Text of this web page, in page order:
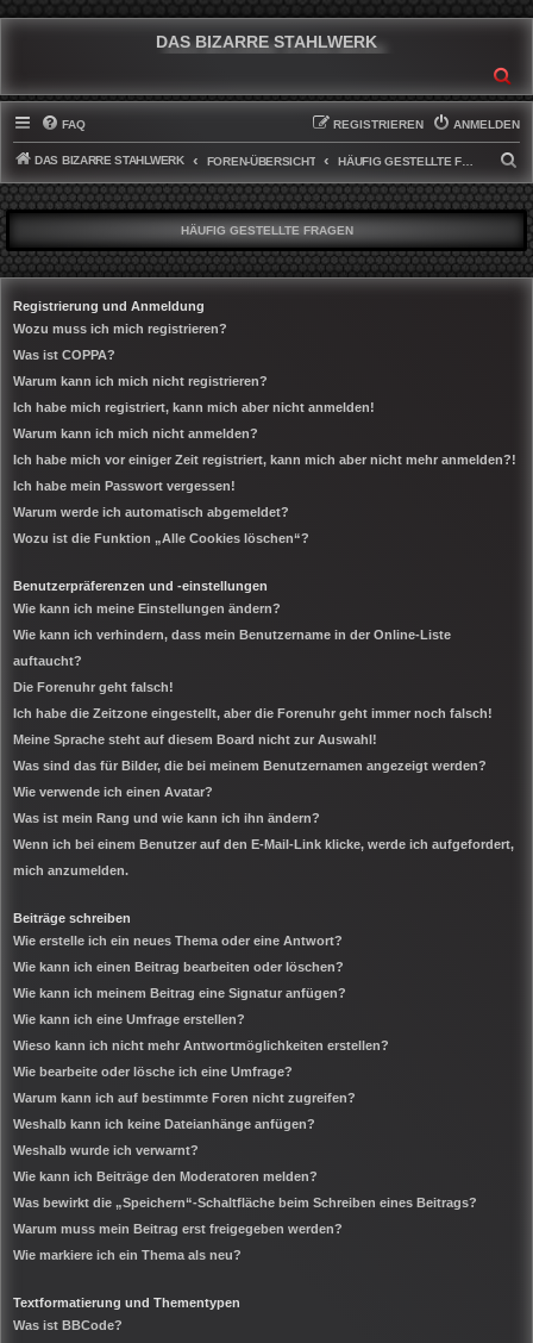
DAS BIZARRE STAHLWERK
FAQ ANMELDEN
REGISTRIEREN
DAS BIZARRE STAHLWERK FOREN-ÜBERSICHT HÄUFIG GESTELLTE FRAGEN
U
C
H
E
HÄUFIG GESTELLTE FRAGEN
Registrierung und Anmeldung
Wozu muss ich mich registrieren?
Was ist COPPA?
Warum kann ich mich nicht registrieren?
Ich habe mich registriert, kann mich aber nicht anmelden!
Warum kann ich mich nicht anmelden?
Ich habe mich vor einiger Zeit registriert, kann mich aber nicht mehr anmelden?!
Ich habe mein Passwort vergessen!
Warum werde ich automatisch abgemeldet?
Wozu ist die Funktion „Alle Cookies löschen“?
Benutzerpräferenzen und -einstellungen
Wie kann ich meine Einstellungen ändern?
Wie kann ich verhindern, dass mein Benutzername in der Online-Liste
auftaucht?
Die Forenuhr geht falsch!
Ich habe die Zeitzone eingestellt, aber die Forenuhr geht immer noch falsch!
Meine Sprache steht auf diesem Board nicht zur Auswahl!
Was sind das für Bilder, die bei meinem Benutzernamen angezeigt werden?
Wie verwende ich einen Avatar?
Was ist mein Rang und wie kann ich ihn ändern?
Wenn ich bei einem Benutzer auf den E-Mail-Link klicke, werde ich aufgefordert,
mich anzumelden.
Beiträge schreiben
Wie erstelle ich ein neues Thema oder eine Antwort?
Wie kann ich einen Beitrag bearbeiten oder löschen?
Wie kann ich meinem Beitrag eine Signatur anfügen?
Wie kann ich eine Umfrage erstellen?
Wieso kann ich nicht mehr Antwortmöglichkeiten erstellen?
Wie bearbeite oder lösche ich eine Umfrage?
Warum kann ich auf bestimmte Foren nicht zugreifen?
Weshalb kann ich keine Dateianhänge anfügen?
Weshalb wurde ich verwarnt?
Wie kann ich Beiträge den Moderatoren melden?
Was bewirkt die „Speichern“-Schaltfläche beim Schreiben eines Beitrags?
Warum muss mein Beitrag erst freigegeben werden?
Wie markiere ich ein Thema als neu?
Textformatierung und Thementypen
Was ist BBCode?